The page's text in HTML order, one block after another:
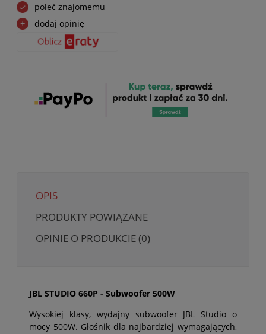
poleć znajomemu
dodaj opinię
OPIS
PRODUKTY POWIĄZANE
OPINIE O PRODUKCIE (0)
JBL STUDIO 660P - Subwoofer 500W
Wysokiej klasy, wydajny subwoofer JBL Studio o
mocy 500W. Głośnik dla najbardziej wymagających,